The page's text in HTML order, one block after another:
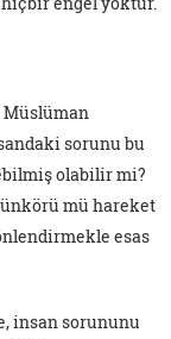
Müslüman
sorunu bu
olabilir mi?
mü hareket
esas
insan sorununu